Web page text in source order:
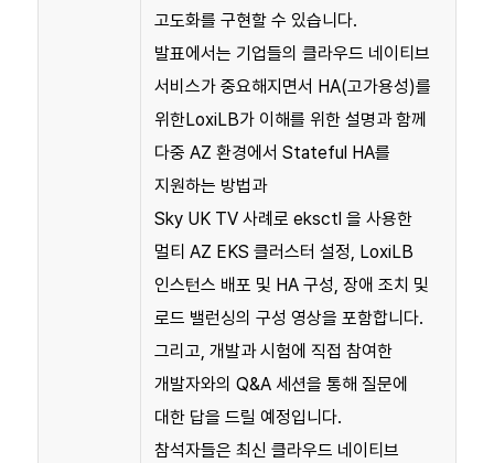
고도화를 구현할 수 있습니다.
발표에서는 기업들의 클라우드 네이티브
서비스가 중요해지면서 HA(고가용성)를
위한LoxiLB가 이해를 위한 설명과 함께
다중 AZ 환경에서 Stateful HA를
지원하는 방법과
Sky UK TV 사례로 eksctl 을 사용한
멀티 AZ EKS 클러스터 설정, LoxiLB
인스턴스 배포 및 HA 구성, 장애 조치 및
로드 밸런싱의 구성 영상을 포함합니다.
그리고, 개발과 시험에 직접 참여한
개발자와의 Q&A 세션을 통해 질문에
대한 답을 드릴 예정입니다.
참석자들은 최신 클라우드 네이티브